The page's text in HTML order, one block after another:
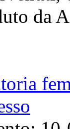
da